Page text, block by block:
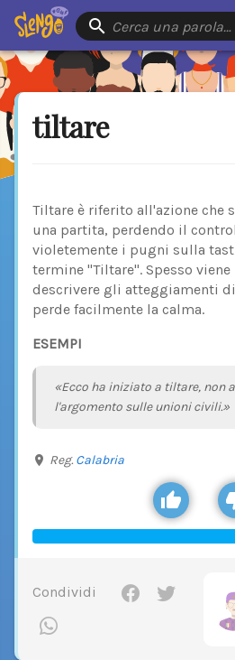
Cerca una parola…
tiltare
Tiltare è riferito all'azione che
una partita, perdendo il
violetemente i pugni sulla
termine "Tiltare". Spesso
descrivere gli atteggiamenti
perde facilmente la calma.
ESEMPI
«Ecco ha iniziato a tiltare, non
l'argomento sulle unioni civili.»
Reg. Calabria
Condividi